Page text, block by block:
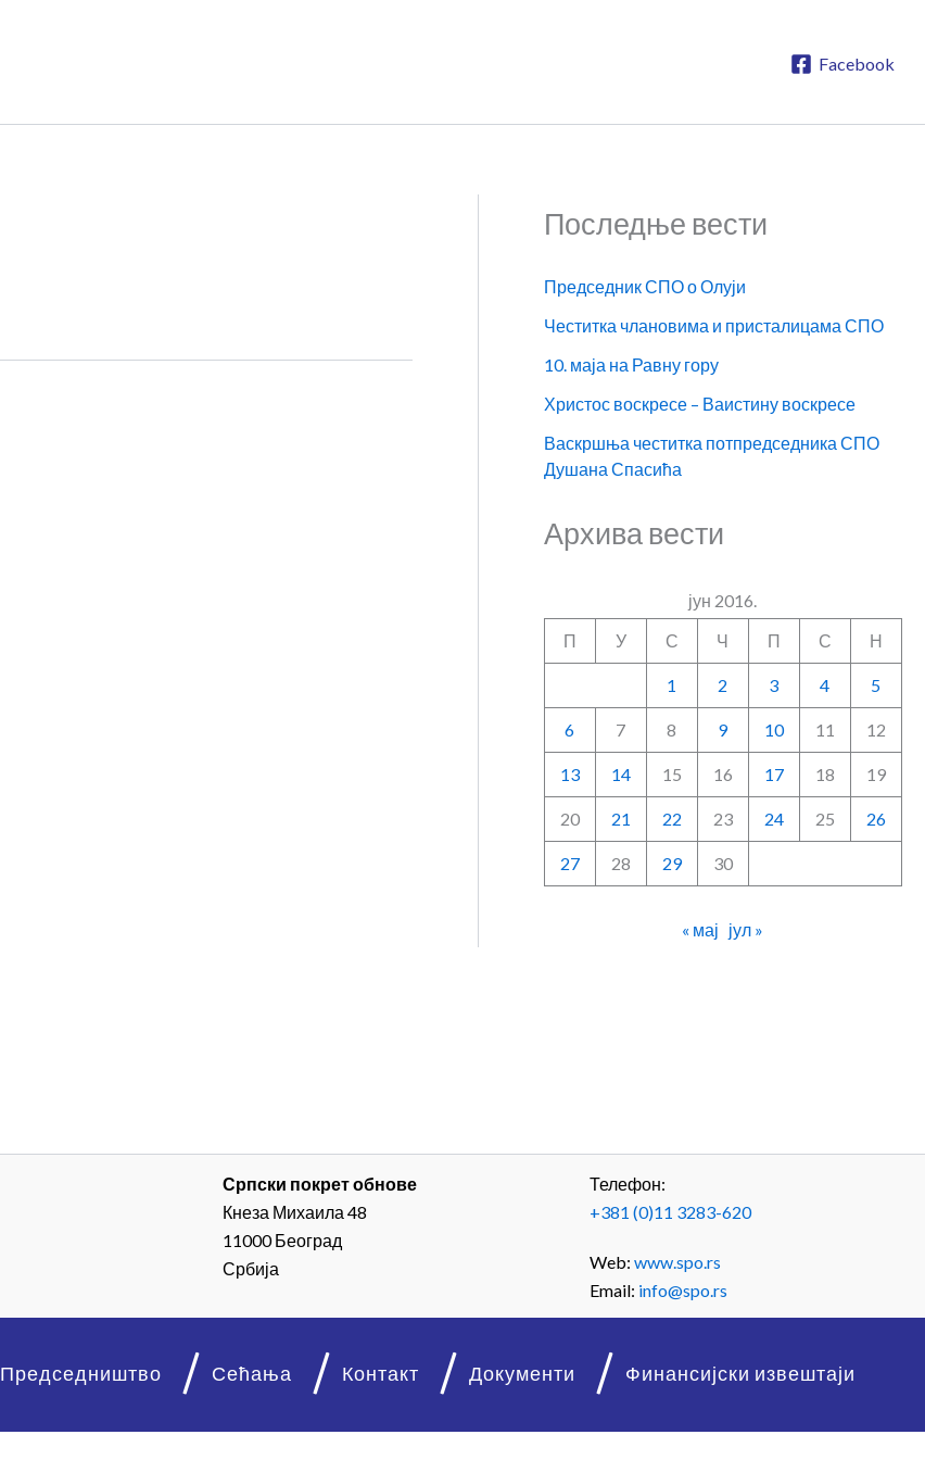
Facebook
Председништво Сећања Контакт Документи Финансијски извештаји
Последње вести
Председник СПО о Олуји
Честитка члановима и присталицама СПО
10. маја на Равну гору
Христос воскресе – Ваистину воскресе
Васкршња честитка потпредседника СПО
Душана Спасића
Архива вести
јун 2016.
П
У С Ч П С Н
1 2 3 4 5
6 7 8 9 10 11 12
13 14 15 16 17 18 19
20 21 22 23 24 25 26
27 28 29 30
« мај јул »
Српски покрет обнове
Кнеза Михаила 48
11000 Београд
Србија
Телефон:
+381 (0)11 3283-620
Web: www.spo.rs
Email: info@spo.rs
© 2026. Српски покрет обнове